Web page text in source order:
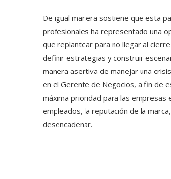
De igual manera sostiene que esta
profesionales ha representado una
que replantear para no llegar al
definir estrategias y construir
manera asertiva de manejar una
en el Gerente de Negocios, a fin de
máxima prioridad para las empresas
empleados, la reputación de la
desencadenar.